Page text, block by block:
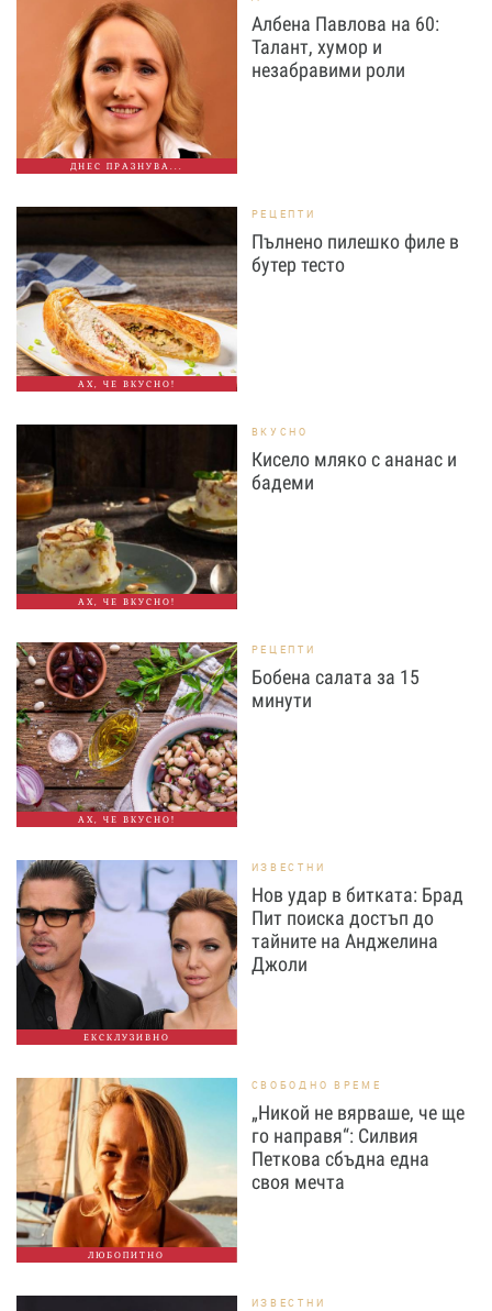
ДНЕС ПРАЗНУВА...
Албена Павлова на 60:
Талант, хумор и
незабравими роли
АХ, ЧЕ ВКУСНО!
РЕЦЕПТИ
Пълнено пилешко филе в
бутер тесто
АХ, ЧЕ ВКУСНО!
ВКУСНО
Кисело мляко с ананас и
бадеми
АХ, ЧЕ ВКУСНО!
РЕЦЕПТИ
Бобена салата за 15
минути
ЕКСКЛУЗИВНО
ИЗВЕСТНИ
Нов удар в битката: Брад
Пит поиска достъп до
тайните на Анджелина
Джоли
ЛЮБОПИТНО
СВОБОДНО ВРЕМЕ
„Никой не вярваше, че ще
го направя“: Силвия
Петкова сбъдна една
своя мечта
ИЗВЕСТНИ